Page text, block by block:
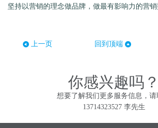
坚持以营销的理念做品牌，做最有影响力的营销
上一页 回到顶端
你感兴趣吗？
想要了解我们更多服务信息，请
13714323527 李先生